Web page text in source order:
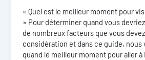
« Quel est le meilleur moment pour
» Pour déterminer quand vous devriez
de nombreux facteurs que vous
considération et dans ce guide, nous
quand le meilleur moment pour aller à